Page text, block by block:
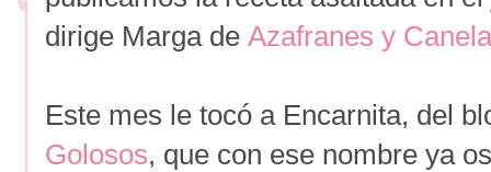
dirige Marga de Azafranes y
Este mes le tocó a Encarnita, del
Golosos, que con ese nombre ya